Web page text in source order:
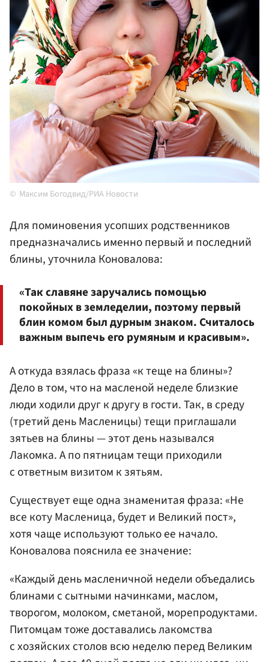
Максим Богодвид/РИА Новости
Для поминовения усопших родственников
предназначались именно первый и последний
блины, уточнила Коновалова:
«Так славяне заручались помощью
покойных в земледелии, поэтому первый
блин комом был дурным знаком. Считалось
важным выпечь его румяным и красивым».
А откуда взялась фраза «к теще на блины»?
Дело в том, что на масленой неделе близкие
люди ходили друг к другу в гости. Так, в среду
(третий день Масленицы) тещи приглашали
зятьев на блины — этот день назывался
Лакомка. А по пятницам тещи приходили
с ответным визитом к зятьям.
Существует еще одна знаменитая фраза: «Не
все коту Масленица, будет и Великий пост»,
хотя чаще используют только ее начало.
Коновалова пояснила ее значение:
«Каждый день масленичной недели объедались
блинами с сытными начинками, маслом,
творогом, молоком, сметаной, морепродуктами.
Питомцам тоже доставались лакомства
с хозяйских столов всю неделю перед Великим